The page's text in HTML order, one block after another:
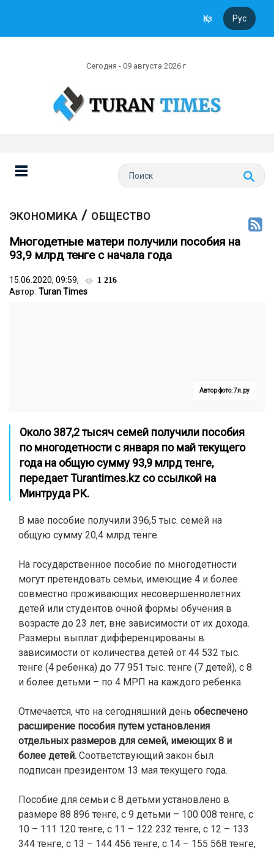
Қаз Рус
Сегодня - 09 августа 2026 г
ЭКОНОМИКА / ОБЩЕСТВО
Многодетные матери получили пособия на
93,9 млрд тенге с начала года
15.06.2020, 09:59, 1 216
Автор: Turan Times
Автор фото: 7я.ру
Около 387,2 тысяч семей получили пособия
по многодетности с января по май текущего
года на общую сумму 93,9 млрд тенге,
передаетTurantimes.kz со ссылкой на
Минтруда РК.
В мае пособие получили 396,5 тыс. семей на
общую сумму 20,4 млрд тенге.
На государственное пособие по многодетности
могут претендовать семьи, имеющие 4 и более
совместно проживающих несовершеннолетних
детей или студентов очной формы обучения в
возрасте до 23 лет, вне зависимости от их дохода.
Размеры выплат дифференцированы в
зависимости от количества детей от 44 532 тыс.
тенге (4 ребенка) до 77 951 тыс. тенге (7 детей), с 8
и более детьми – по 4 МРП на каждого ребенка.
Отмечается, что на сегодняшний день обеспечено
расширение пособия путем установления
отдельных размеров для семей, имеющих 8 и
более детей. Соответствующий закон был
подписан президентом 13 мая текущего года.
Пособие для семьи с 8 детьми установлено в
размере 88 896 тенге, с 9 детьми – 100 008 тенге, с
10 – 111 120 тенге, с 11 – 122 232 тенге, с 12 – 133
344 тенге, с 13 – 144 456 тенге, с 14 – 155 568 тенге,